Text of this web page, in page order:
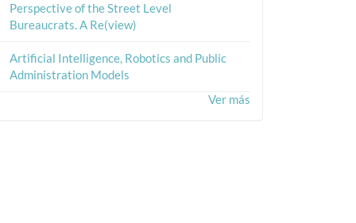
Perspective of the Street Level
Bureaucrats. A Re(view)
Artificial Intelligence, Robotics and Public
Administration Models
Ver más